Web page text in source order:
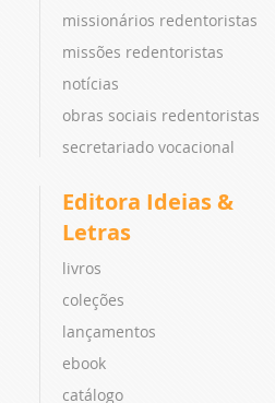
missionários redentoristas
missões redentoristas
notícias
obras sociais redentoristas
secretariado vocacional
Editora Ideias &
Letras
livros
coleções
lançamentos
ebook
catálogo